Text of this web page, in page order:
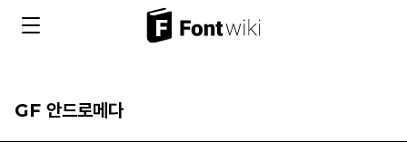
GF 안드로메다